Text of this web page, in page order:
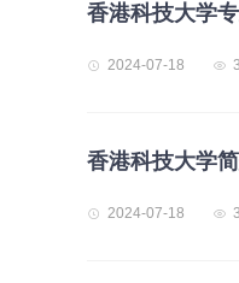
香港科技大学
2024-07-18
香港科技大学
2024-07-18